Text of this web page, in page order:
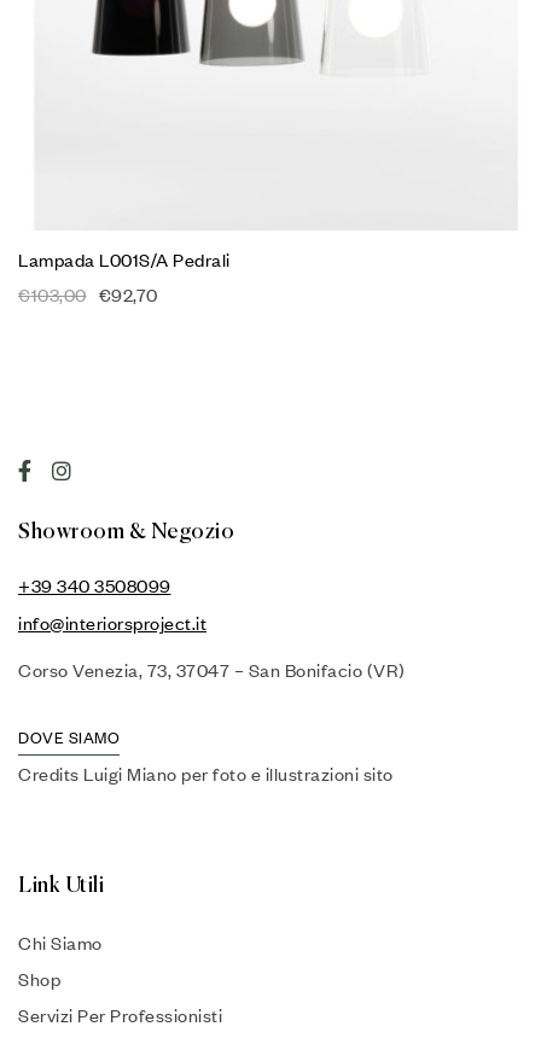
Lampada L001S/A Pedrali
€103,00 €92,70
Showroom & Negozio
+39 340 3508099
info@interiorsproject.it
Corso Venezia, 73, 37047 – San Bonifacio (VR)
DOVE SIAMO
Credits Luigi Miano per foto e illustrazioni sito
Link Utili
Chi Siamo
Shop
Servizi Per Professionisti